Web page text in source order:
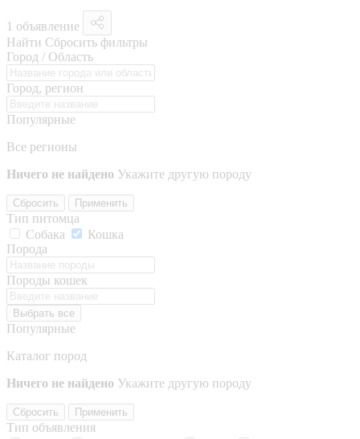
1 объявление
Найти Сбросить фильтры
Город / Область
Город, регион
Популярные
Все регионы
Ничего не найдено Укажите другую породу
Сбросить Применить
Тип питомца
Собака
Кошка
Порода
Породы кошек
Выбрать все
Популярные
Каталог пород
Ничего не найдено Укажите другую породу
Сбросить Применить
Тип объявления